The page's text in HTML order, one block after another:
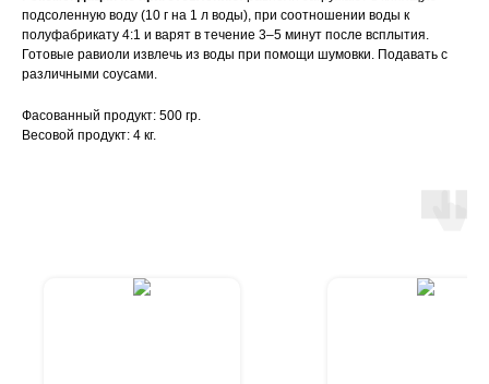
подсоленную воду (10 г на 1 л воды), при соотношении воды к
полуфабрикату 4:1 и варят в течение 3–5 минут после всплытия.
Готовые равиоли извлечь из воды при помощи шумовки. Подавать с
различными соусами.
Фасованный продукт: 500 гр.
Весовой продукт: 4 кг.